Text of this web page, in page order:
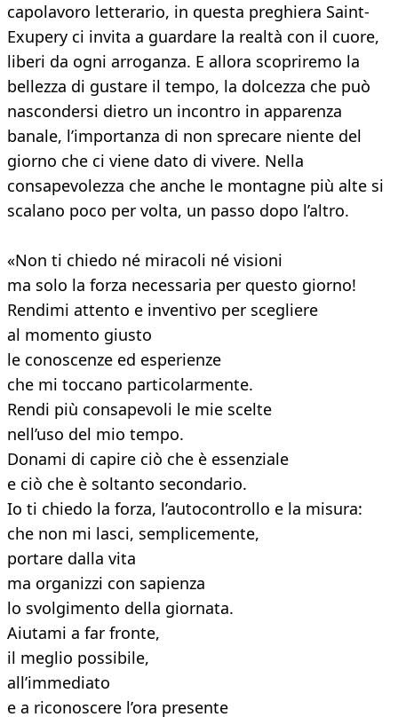
capolavoro letterario, in questa preghiera Saint-
Exupery ci invita a guardare la realtà con il cuore,
liberi da ogni arroganza. E allora scopriremo la
bellezza di gustare il tempo, la dolcezza che può
nascondersi dietro un incontro in apparenza
banale, l’importanza di non sprecare niente del
giorno che ci viene dato di vivere. Nella
consapevolezza che anche le montagne più alte si
scalano poco per volta, un passo dopo l’altro.
«Non ti chiedo né miracoli né visioni
ma solo la forza necessaria per questo giorno!
Rendimi attento e inventivo per scegliere
al momento giusto
le conoscenze ed esperienze
che mi toccano particolarmente.
Rendi più consapevoli le mie scelte
nell’uso del mio tempo.
Donami di capire ciò che è essenziale
e ciò che è soltanto secondario.
Io ti chiedo la forza, l’autocontrollo e la misura:
che non mi lasci, semplicemente,
portare dalla vita
ma organizzi con sapienza
lo svolgimento della giornata.
Aiutami a far fronte,
il meglio possibile,
all’immediato
e a riconoscere l’ora presente